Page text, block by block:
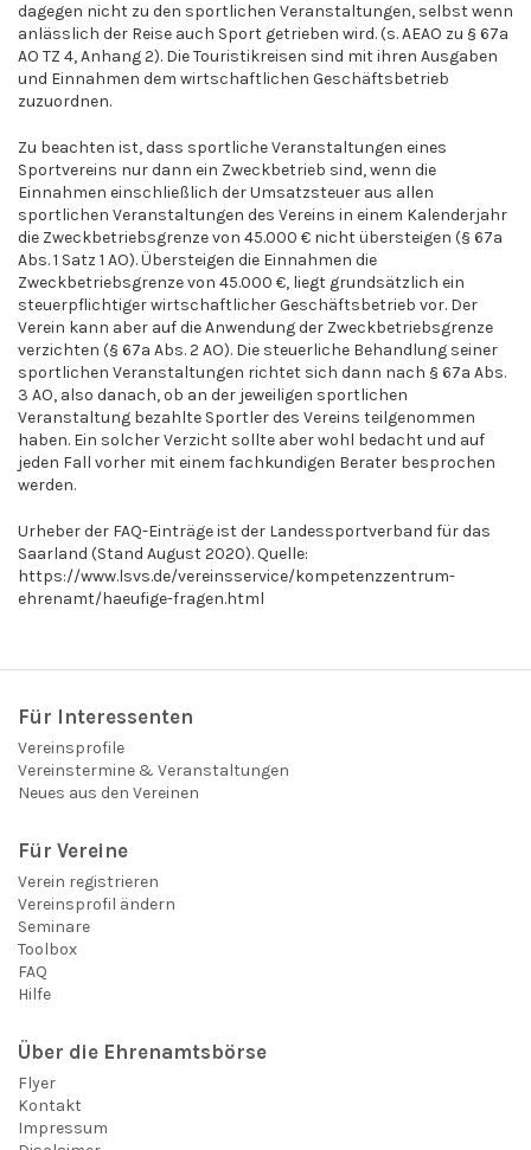
dagegen nicht zu den sportlichen Veranstaltungen, selbst wenn
anlässlich der Reise auch Sport getrieben wird. (s. AEAO zu § 67a
AO TZ 4, Anhang 2). Die Touristikreisen sind mit ihren Ausgaben
und Einnahmen dem wirtschaftlichen Geschäftsbetrieb
zuzuordnen.
Zu beachten ist, dass sportliche Veranstaltungen eines
Sportvereins nur dann ein Zweckbetrieb sind, wenn die
Einnahmen einschließlich der Umsatzsteuer aus allen
sportlichen Veranstaltungen des Vereins in einem Kalenderjahr
die Zweckbetriebsgrenze von 45.000 € nicht übersteigen (§ 67a
Abs. 1 Satz 1 AO). Übersteigen die Einnahmen die
Zweckbetriebsgrenze von 45.000 €, liegt grundsätzlich ein
steuerpflichtiger wirtschaftlicher Geschäftsbetrieb vor. Der
Verein kann aber auf die Anwendung der Zweckbetriebsgrenze
verzichten (§ 67a Abs. 2 AO). Die steuerliche Behandlung seiner
sportlichen Veranstaltungen richtet sich dann nach § 67a Abs.
3 AO, also danach, ob an der jeweiligen sportlichen
Veranstaltung bezahlte Sportler des Vereins teilgenommen
haben. Ein solcher Verzicht sollte aber wohl bedacht und auf
jeden Fall vorher mit einem fachkundigen Berater besprochen
werden.
Urheber der FAQ-Einträge ist der Landessportverband für das
Saarland (Stand August 2020). Quelle:
https://www.lsvs.de/vereinsservice/kompetenzzentrum-
ehrenamt/haeufige-fragen.html
Für Interessenten
Vereinsprofile
Vereinstermine & Veranstaltungen
Neues aus den Vereinen
Für Vereine
Verein registrieren
Vereinsprofil ändern
Seminare
Toolbox
FAQ
Hilfe
Über die Ehrenamtsbörse
Flyer
Kontakt
Impressum